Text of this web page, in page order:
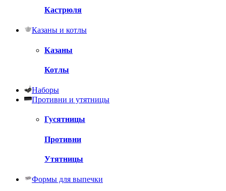
Кастрюля
Казаны и котлы
Казаны
Котлы
Наборы
Противни и утятницы
Гусятницы
Противни
Утятницы
Формы для выпечки